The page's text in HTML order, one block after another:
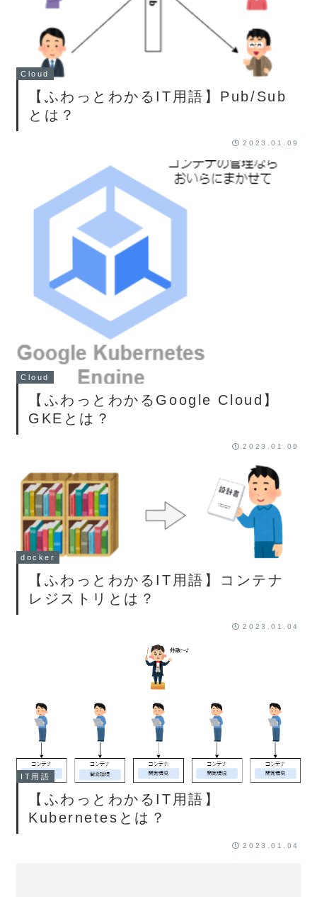
Cloud
【ふわっとわかるIT用語】Pub/Sub
とは？
2023.01.09
Cloud
【ふわっとわかるGoogle Cloud】
GKEとは？
2023.01.09
docker
【ふわっとわかるIT用語】コンテナ
レジストリとは？
2023.01.04
IT用語
【ふわっとわかるIT用語】
Kubernetesとは？
2023.01.04